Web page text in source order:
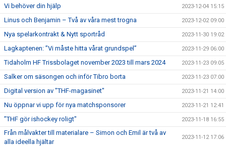
Vi behöver din hjälp 2023-12-04 15:15
Linus och Benjamin – Två av våra mest trogna 2023-12-02 09:00
Nya spelarkontrakt & Nytt sportråd 2023-11-30 19:02
Lagkaptenen: ”Vi måste hitta vårat grundspel” 2023-11-29 06:00
Tidaholm HF Trissbolaget november 2023 till mars 2024 2023-11-23 09:05
Salker om säsongen och inför Tibro borta 2023-11-23 07:00
Digital version av "THF-magasinet" 2023-11-21 14:00
Nu öppnar vi upp för nya matchsponsorer 2023-11-21 12:41
”THF gör ishockey roligt" 2023-11-18 16:55
Från målvakter till materialare – Simon och Emil är två av
alla ideella hjältar
2023-11-12 17:06